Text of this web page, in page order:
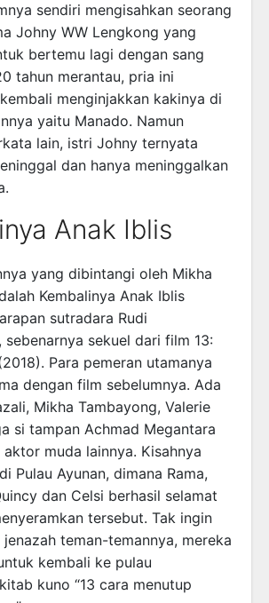
sendiri mengisahkan seorang
Johny WW Lengkong yang
bertemu lagi dengan sang
tahun merantau, pria ini
menginjakkan kakinya di
yaitu Manado. Namun
lain, istri Johny ternyata
dan hanya meninggalkan
Anak Iblis
yang dibintangi oleh Mikha
Kembalinya Anak Iblis
sutradara Rudi
sebenarnya sekuel dari film 13:
Para pemeran utamanya
dengan film sebelumnya. Ada
Mikha Tambayong, Valerie
si tampan Achmad Megantara
muda lainnya. Kisahnya
Pulau Ayunan, dimana Rama,
dan Celsi berhasil selamat
tersebut. Tak ingin
teman-temannya, mereka
kembali ke pulau
kuno “13 cara menutup